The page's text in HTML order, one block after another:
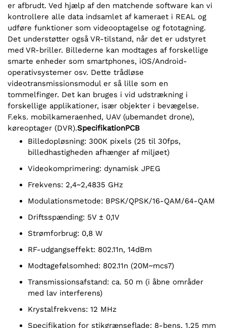
er afbrudt. Ved hjælp af den matchende software kan vi
kontrollere alle data indsamlet af kameraet i REAL og
udføre funktioner som videooptagelse og fototagning.
Det understøtter også VR-tilstand, når det er udstyret
med VR-briller. Billederne kan modtages af forskellige
smarte enheder som smartphones, iOS/Android-
operativsystemer osv. Dette trådløse
videotransmissionsmodul er så lille som en
tommelfinger. Det kan bruges i vid udstrækning i
forskellige applikationer, især objekter i bevægelse.
F.eks. mobilkameraenhed, UAV (ubemandet drone),
køreoptager (DVR).SpecifikationPCB
Billedopløsning: 300K pixels (25 til 30fps,
billedhastigheden afhænger af miljøet)
Videokomprimering: dynamisk JPEG
Frekvens: 2,4~2,4835 GHz
Modulationsmetode: BPSK/QPSK/16-QAM/64-QAM
Driftsspænding: 5V ± 0,1V
Strømforbrug: 0,8 W
RF-udgangseffekt: 802.11n, 14dBm
Modtagefølsomhed: 802.11n (20M~mcs7)
Transmissionsafstand: ca. 50 m (i åbne områder
med lav interferens)
Krystalfrekvens: 12 MHz
Specifikation for stikgrænseflade: 8-bens, 1,25 mm